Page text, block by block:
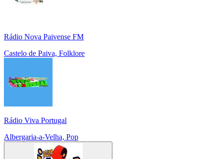
Rádio Nova Paivense FM
Castelo de Paiva, Folklore
Rádio Viva Portugal
Albergaria-a-Velha, Pop